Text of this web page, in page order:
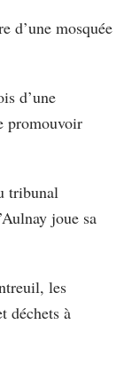
d’une mosquée
d’une
promouvoir
tribunal
joue sa
les
déchets à